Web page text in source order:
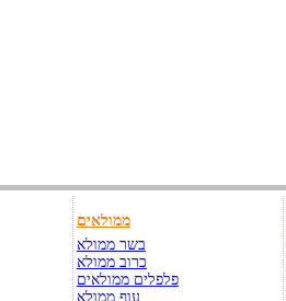
ממולאים
בשר ממולא
כרוב ממולא
פלפלים ממולאים
עוף ממולא